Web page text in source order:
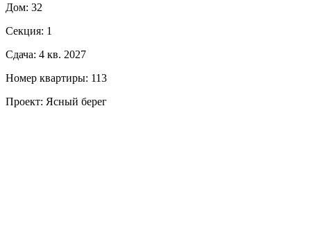
Дом: 32
Секция: 1
Сдача: 4 кв. 2027
Номер квартиры: 113
Проект: Ясный берег